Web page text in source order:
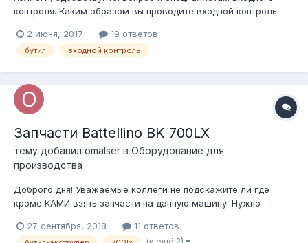
контроля. Каким образом вы проводите входной контроль
поддерживающих к нему? Ранее в ГОСТе 99 года был описан
тест на адгезию бутила к стеклу и дистанционно рамке, в
2 июня, 2017 19 ответов
бутил входной контроль
Запчасти Battellino BK 700LX
тему добавил omalser в Оборудование для
производства
Доброго дня! Уважаемые коллеги не подскажите ли где
кроме КАМИ взять запчасти на данную машину. Нужно
давит на бутил. В КАМИ отвечают по долгу и склада нет.
27 сентября, 2018 11 ответов